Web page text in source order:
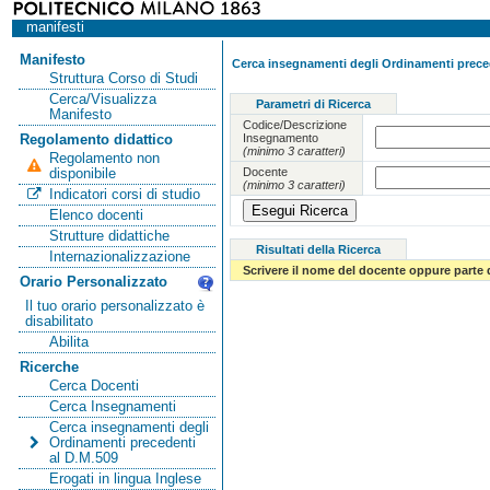
manifesti
Manifesto
Struttura Corso di Studi
Cerca/Visualizza
Manifesto
Regolamento didattico
Regolamento non
disponibile
Indicatori corsi di studio
Elenco docenti
Strutture didattiche
Internazionalizzazione
Orario Personalizzato
Il tuo orario personalizzato è
disabilitato
Abilita
Ricerche
Cerca Docenti
Cerca Insegnamenti
Cerca insegnamenti degli
Ordinamenti precedenti
al D.M.509
Erogati in lingua Inglese
Cerca insegnamenti degli Ordinamenti
Parametri di Ricerca
Codice/Descrizione
Insegnamento
(minimo 3 caratteri)
Docente
(minimo 3 caratteri)
Risultati della Ricerca
Scrivere il nome del docente oppure